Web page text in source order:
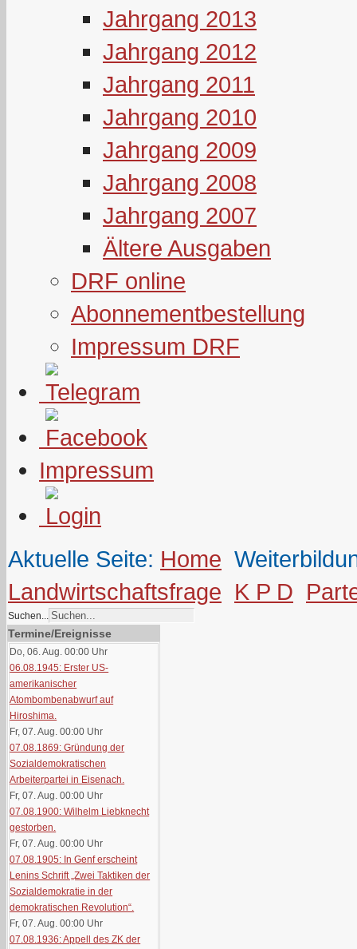
Jahrgang 2013
Jahrgang 2012
Jahrgang 2011
Jahrgang 2010
Jahrgang 2009
Jahrgang 2008
Jahrgang 2007
Ältere Ausgaben
DRF online
Abonnementbestellung
Impressum DRF
Impressum
Aktuelle Seite: Home
Landwirtschaftsfrage K P D
Suchen...
Termine/Ereignisse
Do, 06. Aug. 00:00 Uhr
06.08.1945: Erster US-
amerikanischer
Atombombenabwurf auf
Hiroshima.
Fr, 07. Aug. 00:00 Uhr
07.08.1869: Gründung der
Sozialdemokratischen
Arbeiterpartei in Eisenach.
Fr, 07. Aug. 00:00 Uhr
07.08.1900: Wilhelm Liebknecht
gestorben.
Fr, 07. Aug. 00:00 Uhr
07.08.1905: In Genf erscheint
Lenins Schrift „Zwei Taktiken der
Sozialdemokratie in der
demokratischen Revolution“.
Fr, 07. Aug. 00:00 Uhr
07.08.1936: Appell des ZK der